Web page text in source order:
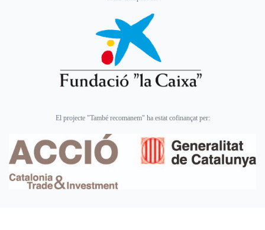
El projecte "També recomanem" ha estat cofinançat per: